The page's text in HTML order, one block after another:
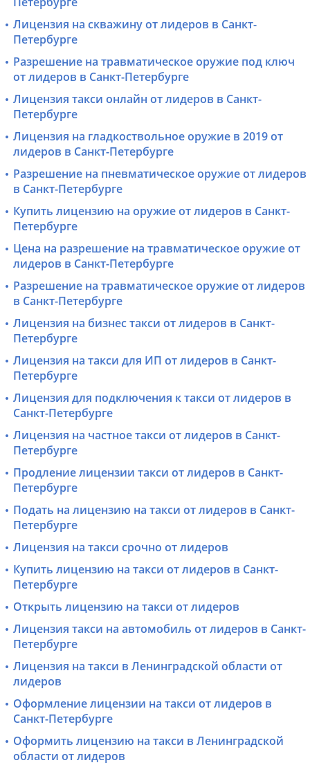
Лицензия на скважину от лидеров в Санкт-
Петербурге
Разрешение на травматическое оружие под ключ
от лидеров в Санкт-Петербурге
Лицензия такси онлайн от лидеров в Санкт-
Петербурге
Лицензия на гладкоствольное оружие в 2019 от
лидеров в Санкт-Петербурге
Разрешение на пневматическое оружие от лидеров
в Санкт-Петербурге
Купить лицензию на оружие от лидеров в Санкт-
Петербурге
Цена на разрешение на травматическое оружие от
лидеров в Санкт-Петербурге
Разрешение на травматическое оружие от лидеров
в Санкт-Петербурге
Лицензия на бизнес такси от лидеров в Санкт-
Петербурге
Лицензия на такси для ИП от лидеров в Санкт-
Петербурге
Лицензия для подключения к такси от лидеров в
Санкт-Петербурге
Лицензия на частное такси от лидеров в Санкт-
Петербурге
Продление лицензии такси от лидеров в Санкт-
Петербурге
Подать на лицензию на такси от лидеров в Санкт-
Петербурге
Лицензия на такси срочно от лидеров
Купить лицензию на такси от лидеров в Санкт-
Петербурге
Открыть лицензию на такси от лидеров
Лицензия такси на автомобиль от лидеров в Санкт-
Петербурге
Лицензия на такси в Ленинградской области от
лидеров
Оформление лицензии на такси от лидеров в
Санкт-Петербурге
Оформить лицензию на такси в Ленинградской
области от лидеров